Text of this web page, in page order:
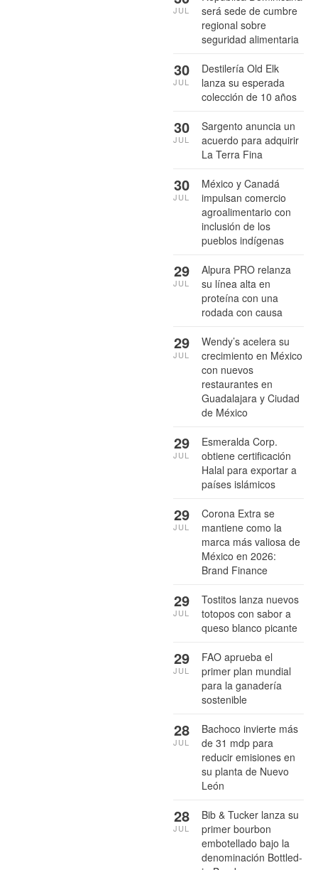
será sede de cumbre
regional sobre
seguridad alimentaria
JUL
Destilería Old Elk
lanza su esperada
colección de 10 años
30
JUL
Sargento anuncia un
acuerdo para adquirir
La Terra Fina
30
JUL
México y Canadá
impulsan comercio
agroalimentario con
inclusión de los
pueblos indígenas
30
JUL
Alpura PRO relanza
su línea alta en
proteína con una
rodada con causa
29
JUL
Wendy’s acelera su
crecimiento en México
con nuevos
restaurantes en
Guadalajara y Ciudad
de México
29
JUL
Esmeralda Corp.
obtiene certificación
Halal para exportar a
países islámicos
29
JUL
Corona Extra se
mantiene como la
marca más valiosa de
México en 2026:
Brand Finance
29
JUL
Tostitos lanza nuevos
totopos con sabor a
queso blanco picante
29
JUL
FAO aprueba el
primer plan mundial
para la ganadería
sostenible
29
JUL
Bachoco invierte más
de 31 mdp para
reducir emisiones en
su planta de Nuevo
León
28
JUL
Bib & Tucker lanza su
primer bourbon
embotellado bajo la
denominación Bottled-
28
JUL